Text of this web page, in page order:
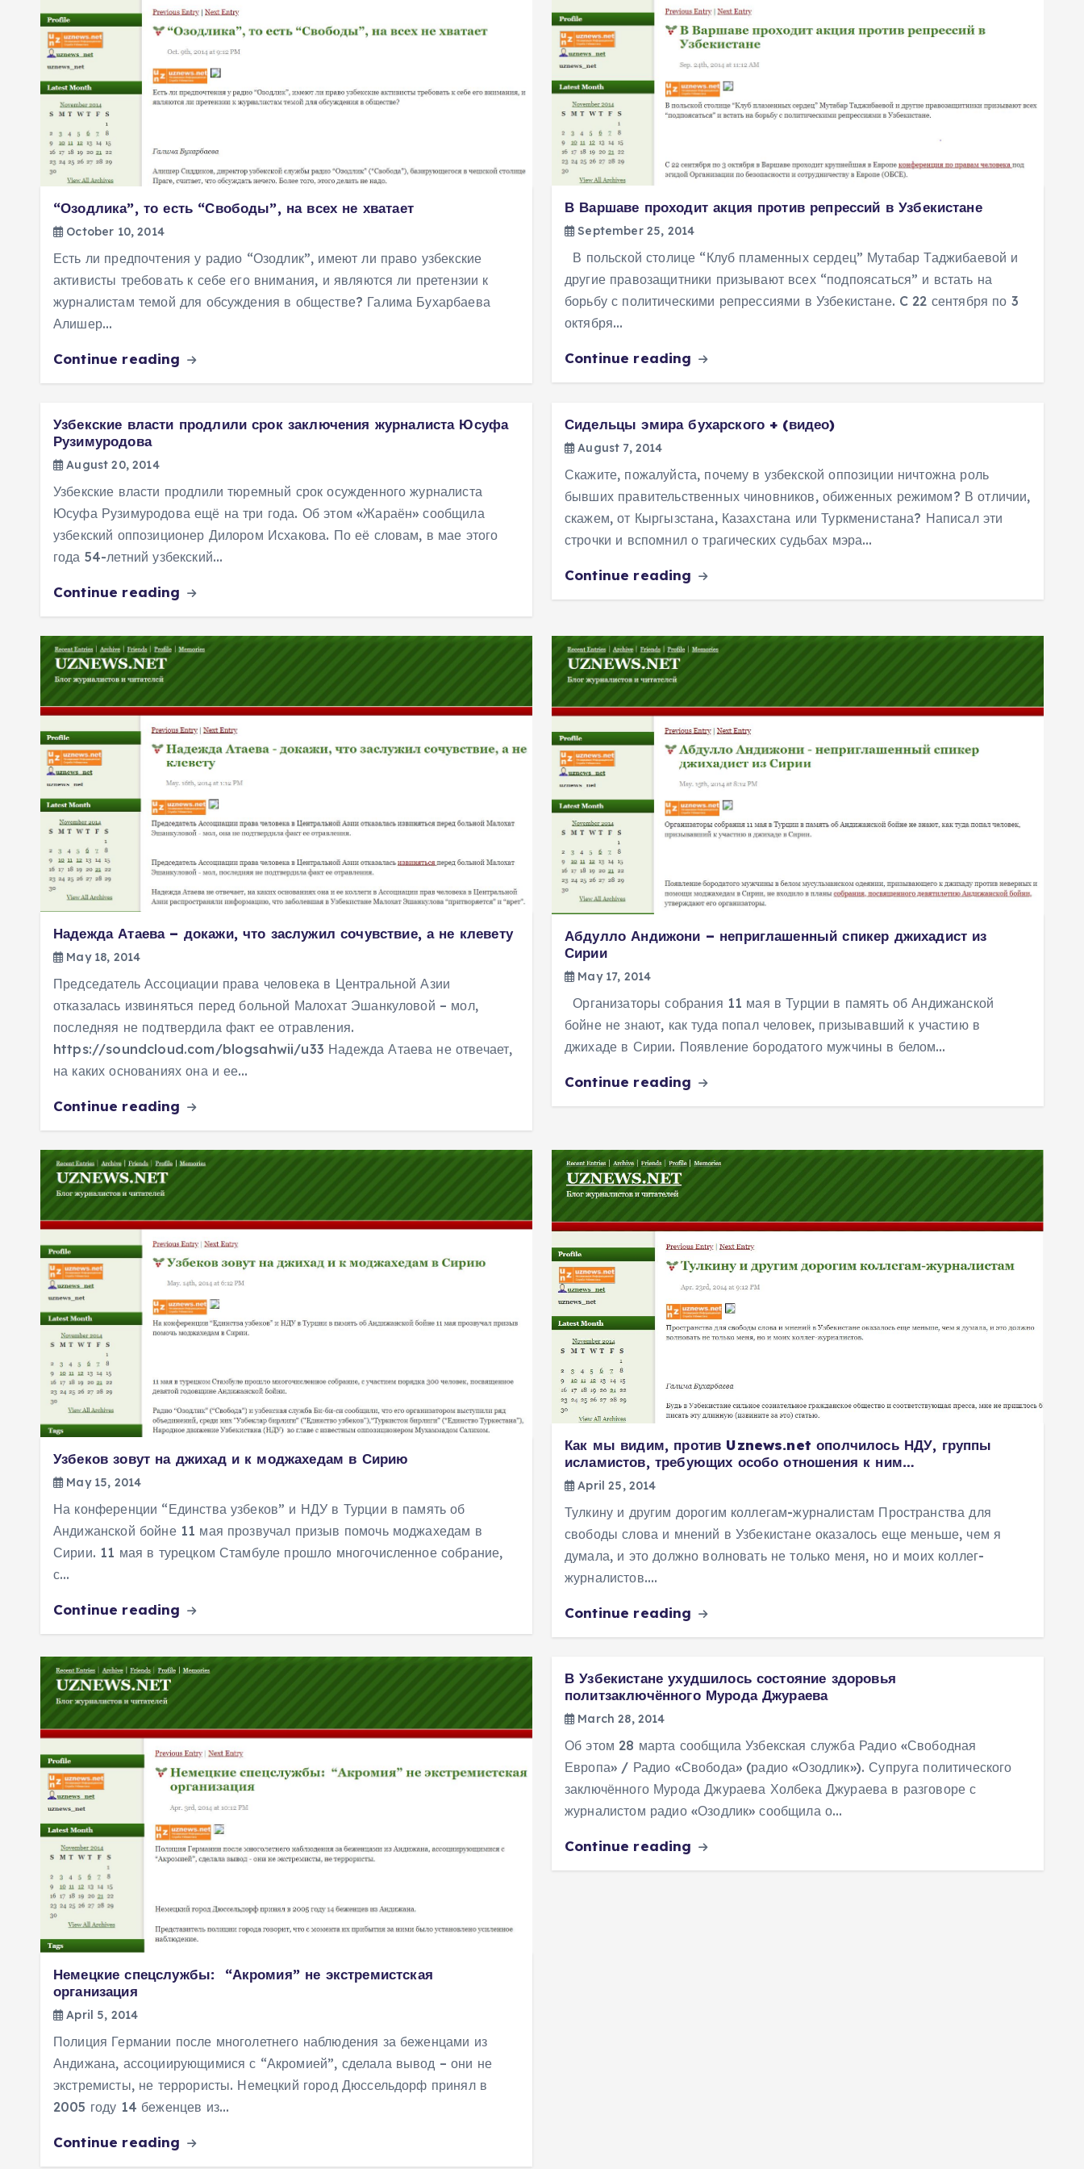
“Озодлика”, то есть “Свободы”, на всех не хватает
October 10, 2014
Есть ли предпочтения у радио “Озодлик”, имеют ли право узбекские
активисты требовать к себе его внимания, и являются ли претензии к
журналистам темой для обсуждения в обществе? Галима Бухарбаева
Алишер…
Continue reading
В Варшаве проходит акция против репрессий в Узбекистане
September 25, 2014
В польской столице “Клуб пламенных сердец” Мутабар Таджибаевой и
другие правозащитники призывают всех “подпоясаться” и встать на
борьбу с политическими репрессиями в Узбекистане. C 22 сентября по 3
октября…
Continue reading
Узбекские власти продлили срок заключения журналиста Юсуфа
Рузимуродова
August 20, 2014
Узбекские власти продлили тюремный срок осужденного журналиста
Юсуфа Рузимуродова ещё на три года. Об этом «Жараён» сообщила
узбекский оппозиционер Дилором Исхакова. По её словам, в мае этого
года 54-летний узбекский…
Continue reading
Сидельцы эмира бухарского + (видео)
August 7, 2014
Скажите, пожалуйста, почему в узбекской оппозиции ничтожна роль
бывших правительственных чиновников, обиженных режимом? В отличии,
скажем, от Кыргызстана, Казахстана или Туркменистана? Написал эти
строчки и вспомнил о трагических судьбах мэра…
Continue reading
Надежда Атаева – докажи, что заслужил сочувствие, а не клевету
May 18, 2014
Председатель Ассоциации права человека в Центральной Азии
отказалась извиняться перед больной Малохат Эшанкуловой – мол,
последняя не подтвердила факт ее отравления.
https://soundcloud.com/blogsahwii/u33 Надежда Атаева не отвечает,
на каких основаниях она и ее…
Continue reading
Абдулло Андижони – неприглашенный спикер джихадист из
Сирии
May 17, 2014
Организаторы собрания 11 мая в Турции в память об Андижанской
бойне не знают, как туда попал человек, призывавший к участию в
джихаде в Сирии. Появление бородатого мужчины в белом…
Continue reading
Узбеков зовут на джихад и к моджахедам в Сирию
May 15, 2014
На конференции “Единства узбеков” и НДУ в Турции в память об
Андижанской бойне 11 мая прозвучал призыв помочь моджахедам в
Сирии. 11 мая в турецком Стамбуле прошло многочисленное собрание,
с…
Continue reading
Как мы видим, против Uznews.net ополчилось НДУ, группы
исламистов, требующих особо отношения к ним…
April 25, 2014
Тулкину и другим дорогим коллегам-журналистам Пространства для
свободы слова и мнений в Узбекистане оказалось еще меньше, чем я
думала, и это должно волновать не только меня, но и моих коллег-
журналистов.…
Continue reading
Немецкие спецслужбы: “Акромия” не экстремистская
организация
April 5, 2014
Полиция Германии после многолетнего наблюдения за беженцами из
Андижана, ассоциирующимися с “Акромией”, сделала вывод – они не
экстремисты, не террористы. Немецкий город Дюссельдорф принял в
2005 году 14 беженцев из…
Continue reading
В Узбекистане ухудшилось состояние здоровья
политзаключённого Мурода Джураева
March 28, 2014
Об этом 28 марта сообщила Узбекская служба Радио «Свободная
Европа» / Радио «Свобода» (радио «Озодлик»). Супруга политического
заключённого Мурода Джураева Холбека Джураева в разговоре с
журналистом радио «Озодлик» сообщила о…
Continue reading